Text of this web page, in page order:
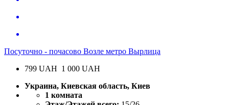
Посуточно - почасово Возле метро Вырлица
799 UAH 1 000 UAH
Украина, Киевская область, Киев
1 комната